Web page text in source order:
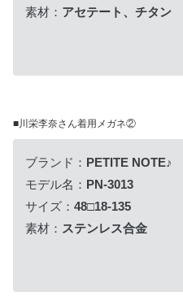
素材： アセテート、チタン
■川栄李奈さん着用メガネ②
ブランド： PETITE NOTE♪
モデル名： PN-3013
サイズ： 48□18-135
素材： ステンレス合金